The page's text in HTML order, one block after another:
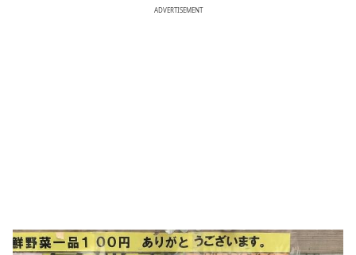
ADVERTISEMENT